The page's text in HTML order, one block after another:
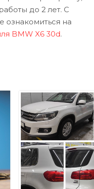
до 2 лет. С
ознакомиться на
BMW X6 30d.